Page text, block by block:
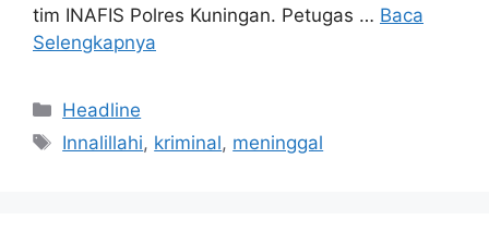
tim INAFIS Polres Kuningan. Petugas … Baca
Selengkapnya
Kategori
Headline
Tag
Innalillahi, kriminal, meninggal